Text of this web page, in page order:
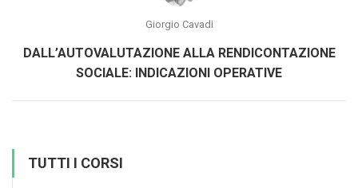
Giorgio Cavadi
DALL’AUTOVALUTAZIONE ALLA RENDICONTAZIONE
SOCIALE: INDICAZIONI OPERATIVE
TUTTI I CORSI